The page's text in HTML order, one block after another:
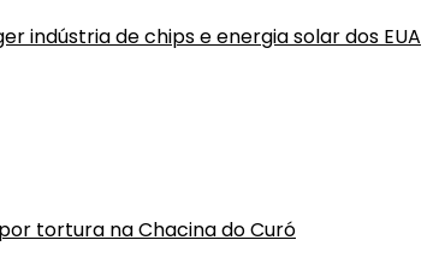
indústria de chips e energia solar dos EUA
tortura na Chacina do Curó